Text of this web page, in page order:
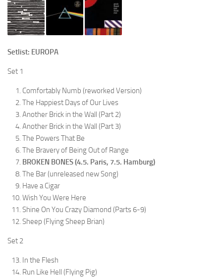
Setlist: EUROPA
Set 1
Comfortably Numb (reworked Version)
The Happiest Days of Our Lives
Another Brick in the Wall (Part 2)
Another Brick in the Wall (Part 3)
The Powers That Be
The Bravery of Being Out of Range
BROKEN BONES (4.5. Paris, 7.5. Hamburg)
The Bar (unreleased new Song)
Have a Cigar
Wish You Were Here
Shine On You Crazy Diamond (Parts 6-9)
Sheep (Flying Sheep Brian)
Set 2
In the Flesh
Run Like Hell (Flying Pig)